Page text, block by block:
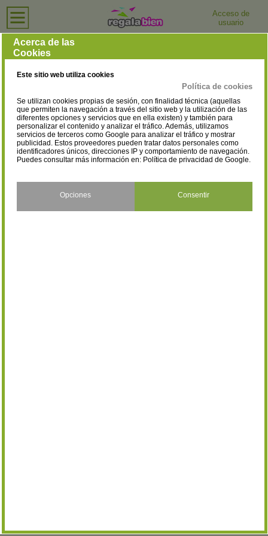
Acceso de
usuario
Tiendas de Ropa para Hombre en Santa Cruz de
Tenerife
Inicio › Tiendas de Ropa para Hombre
Arona Icod de los Vinos
Santa Cruz de Tenerife(1)
Acerca de las
Cookies
Este sitio web utiliza cookies
Política de cookies
Se utilizan cookies propias de sesión, con finalidad técnica (aquellas
que permiten la navegación a través del sitio web y la utilización de las
diferentes opciones y servicios que en ella existen) y también para
personalizar el contenido y analizar el tráfico. Además, utilizamos
servicios de terceros como Google para analizar el tráfico y mostrar
publicidad. Estos proveedores pueden tratar datos personales como
identificadores únicos, direcciones IP y comportamiento de navegación.
Puedes consultar más información en: Política de privacidad de Google.
Opciones Consentir